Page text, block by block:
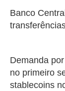
Banco
Demanda
no primeiro
stablecoins